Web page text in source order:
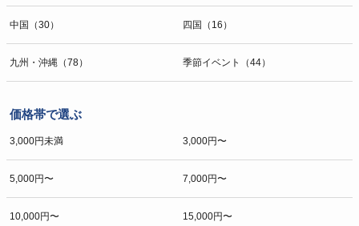
中国（30） 四国（16）
九州・沖縄（78） 季節イベント（44）
価格帯で選ぶ
3,000円未満 3,000円〜
5,000円〜 7,000円〜
10,000円〜 15,000円〜